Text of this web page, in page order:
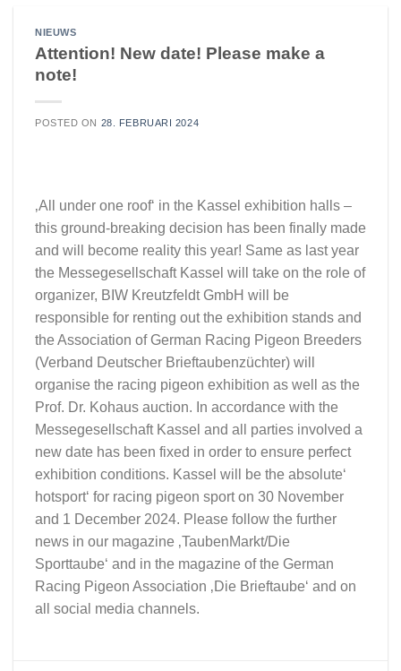
NIEUWS
Attention! New date! Please make a
note!
POSTED ON 28. FEBRUARI 2024
‚All under one roof‘ in the Kassel exhibition halls –
this ground-breaking decision has been finally made
and will become reality this year! Same as last year
the Messegesellschaft Kassel will take on the role of
organizer, BIW Kreutzfeldt GmbH will be
responsible for renting out the exhibition stands and
the Association of German Racing Pigeon Breeders
(Verband Deutscher Brieftaubenzüchter) will
organise the racing pigeon exhibition as well as the
Prof. Dr. Kohaus auction. In accordance with the
Messegesellschaft Kassel and all parties involved a
new date has been fixed in order to ensure perfect
exhibition conditions. Kassel will be the absolute‘
hotsport‘ for racing pigeon sport on 30 November
and 1 December 2024. Please follow the further
news in our magazine ‚TaubenMarkt/Die
Sporttaube‘ and in the magazine of the German
Racing Pigeon Association ‚Die Brieftaube‘ and on
all social media channels.